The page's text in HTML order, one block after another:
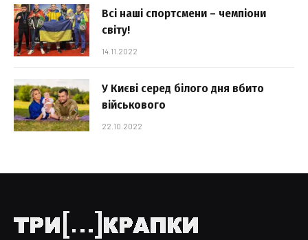
Всі наші спортсмени – чемпіони
світу!
14.11.2022
У Києві серед білого дня вбито
військового
22.10.2022